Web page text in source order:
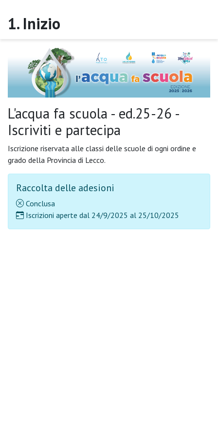
1. Inizio
Informativa sulla Privacy
Achab srl SB
L'acqua fa scuola - ed.25-26 -
Iscriviti e partecipa
Iscrizione riservata alle classi delle scuole di ogni ordine e
grado della Provincia di Lecco.
Raccolta delle adesioni
Conclusa
Iscrizioni aperte dal 24/9/2025 al 25/10/2025